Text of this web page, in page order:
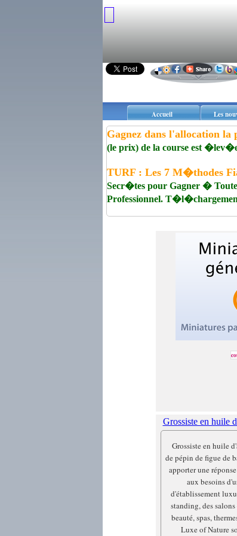
Accueil Les
Gagnez dans l'allocation
(le prix) de la course est
TURF : Les 7 M�thodes
Secr�tes pour Gagner �
Professionnel.
Grossiste en huile
Grossiste en huile
de pépin de figue de
apporter une
aux besoins
d'établissement
standing, des
beauté, spas,
Luxe of Nature